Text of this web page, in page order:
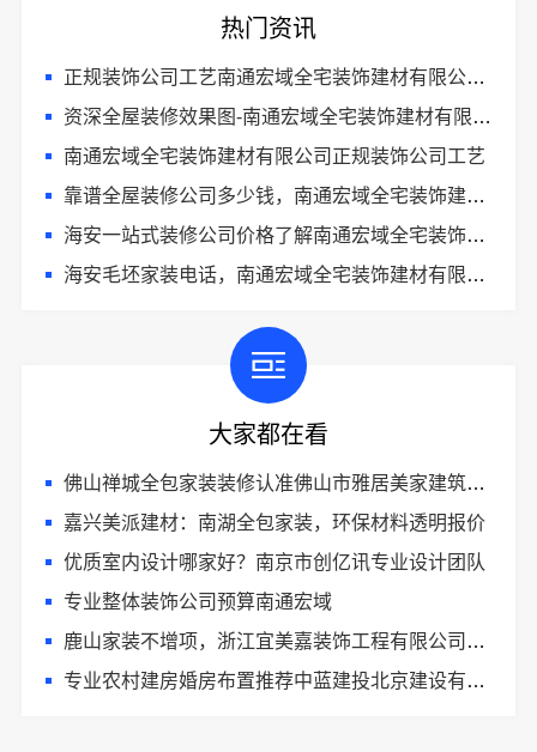
热门资讯
正规装饰公司工艺南通宏域全宅装饰建材有限公司标准施工
资深全屋装修效果图-南通宏域全宅装饰建材有限公司
南通宏域全宅装饰建材有限公司正规装饰公司工艺
靠谱全屋装修公司多少钱，南通宏域全宅装饰建材有限公司
海安一站式装修公司价格了解南通宏域全宅装饰建材有限公司
海安毛坯家装电话，南通宏域全宅装饰建材有限公司
大家都在看
佛山禅城全包家装装修认准佛山市雅居美家建筑装饰工程有限公司
嘉兴美派建材：南湖全包家装，环保材料透明报价
优质室内设计哪家好？南京市创亿讯专业设计团队
专业整体装饰公司预算南通宏域
鹿山家装不增项，浙江宜美嘉装饰工程有限公司透明报价
专业农村建房婚房布置推荐中蓝建投北京建设有限公司四川